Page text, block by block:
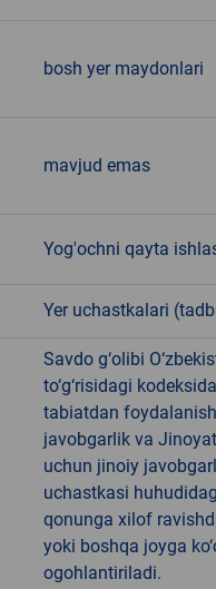
bosh yer maydonlari
mavjud emas
Yog'ochni qayta
Yer uchastkalari
Savdo g‘olibi
to‘g‘risidagi
tabiatdan
javobgarlik va
uchun jinoiy
uchastkasi
qonunga xilof
yoki boshqa joyga
ogohlantiriladi.